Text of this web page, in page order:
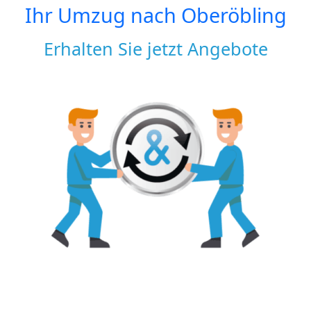
Ihr Umzug nach Oberöbling
Erhalten Sie jetzt Angebote